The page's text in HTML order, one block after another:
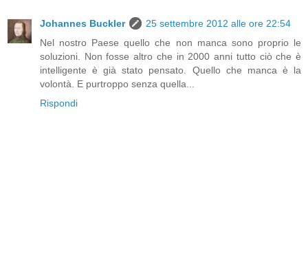
Johannes Buckler
25 settembre 2012 alle ore 22:54
Nel nostro Paese quello che non manca sono proprio le
soluzioni. Non fosse altro che in 2000 anni tutto ciò che è
intelligente è già stato pensato. Quello che manca è la
volontà. E purtroppo senza quella...
Rispondi